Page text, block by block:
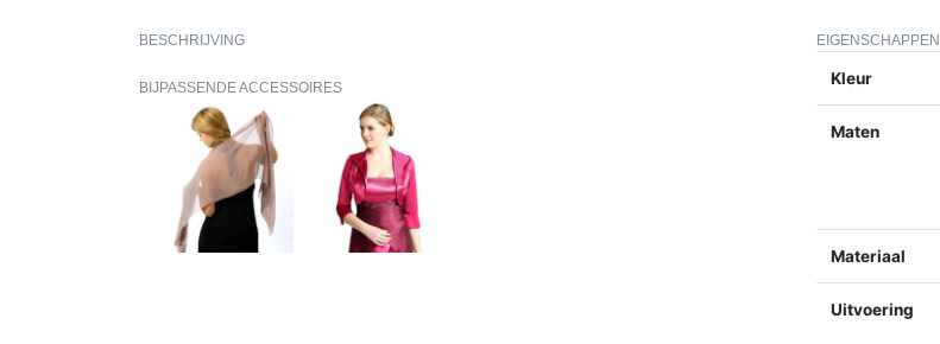
BESCHRIJVING
BIJPASSENDE ACCESSOIRES
EIGENSCHAPPEN
Kleur
Maten
Materiaal
Uitvoering